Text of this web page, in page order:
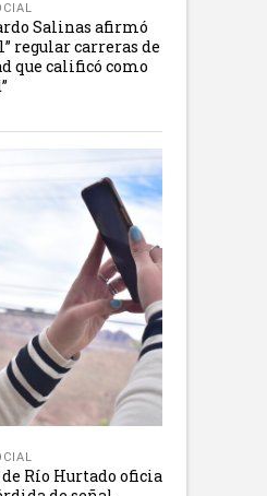
Salinas afirmó
regular carreras de
que calificó como
Río Hurtado oficia